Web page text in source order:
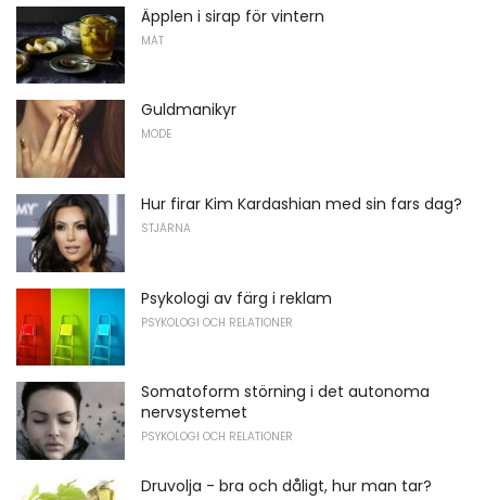
Äpplen i sirap för vintern
MAT
Guldmanikyr
MODE
Hur firar Kim Kardashian med sin fars dag?
STJÄRNA
Psykologi av färg i reklam
PSYKOLOGI OCH RELATIONER
Somatoform störning i det autonoma
nervsystemet
PSYKOLOGI OCH RELATIONER
Druvolja - bra och dåligt, hur man tar?